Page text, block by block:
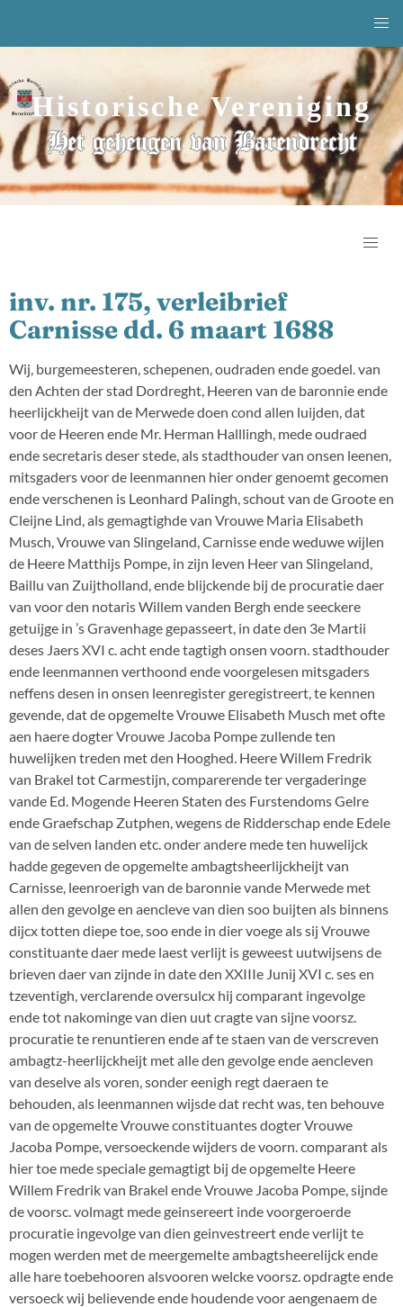
Historische Vereniging
Het geheugen van Barendrecht
inv. nr. 175, verleibrief
Carnisse dd. 6 maart 1688
Wij, burgemeesteren, schepenen, oudraden ende goedel. van
den Achten der stad Dordreght, Heeren van de baronnie ende
heerlijckheijt van de Merwede doen cond allen luijden, dat
voor de Heeren ende Mr. Herman Halllingh, mede oudraed
ende secretaris deser stede, als stadthouder van onsen leenen,
mitsgaders voor de leenmannen hier onder genoemt gecomen
ende verschenen is Leonhard Palingh, schout van de Groote en
Cleijne Lind, als gemagtighde van Vrouwe Maria Elisabeth
Musch, Vrouwe van Slingeland, Carnisse ende weduwe wijlen
de Heere Matthijs Pompe, in zijn leven Heer van Slingeland,
Baillu van Zuijtholland, ende blijckende bij de procuratie daer
van voor den notaris Willem vanden Bergh ende seeckere
getuijge in ’s Gravenhage gepasseert, in date den 3e Martii
deses Jaers XVI c. acht ende tagtigh onsen voorn. stadthouder
ende leenmannen verthoond ende voorgelesen mitsgaders
neffens desen in onsen leenregister geregistreert, te kennen
gevende, dat de opgemelte Vrouwe Elisabeth Musch met ofte
aen haere dogter Vrouwe Jacoba Pompe zullende ten
huwelijken treden met den Hooghed. Heere Willem Fredrik
van Brakel tot Carmestijn, comparerende ter vergaderinge
vande Ed. Mogende Heeren Staten des Furstendoms Gelre
ende Graefschap Zutphen, wegens de Ridderschap ende Edele
van de selven landen etc. onder andere mede ten huwelijck
hadde gegeven de opgemelte ambagtsheerlijckheijt van
Carnisse, leenroerigh van de baronnie vande Merwede met
allen den gevolge en aencleve van dien soo buijten als binnens
dijcx totten diepe toe, soo ende in dier voege als sij Vrouwe
constituante daer mede laest verlijt is geweest uutwijsens de
brieven daer van zijnde in date den XXIIIe Junij XVI c. ses en
tzeventigh, verclarende oversulcx hij comparant ingevolge
ende tot nakominge van dien uut cragte van sijne voorsz.
procuratie te renuntieren ende af te staen van de verscreven
ambagtz-heerlijckheijt met alle den gevolge ende aencleven
van deselve als voren, sonder eenigh regt daeraen te
behouden, als leenmannen wijsde dat recht was, ten behouve
van de opgemelte Vrouwe constituantes dogter Vrouwe
Jacoba Pompe, versoeckende wijders de voorn. comparant als
hier toe mede speciale gemagtigt bij de opgemelte Heere
Willem Fredrik van Brakel ende Vrouwe Jacoba Pompe, sijnde
de voorsc. volmagt mede geinsereert inde voorgeroerde
procuratie ingevolge van dien geinvestreert ende verlijt te
mogen werden met de meergemelte ambagtsheerelijck ende
alle hare toebehooren alsvooren welcke voorsz. opdragte ende
versoeck wij believende ende houdende voor aengenaem de